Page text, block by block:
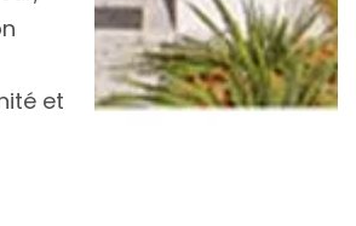
et